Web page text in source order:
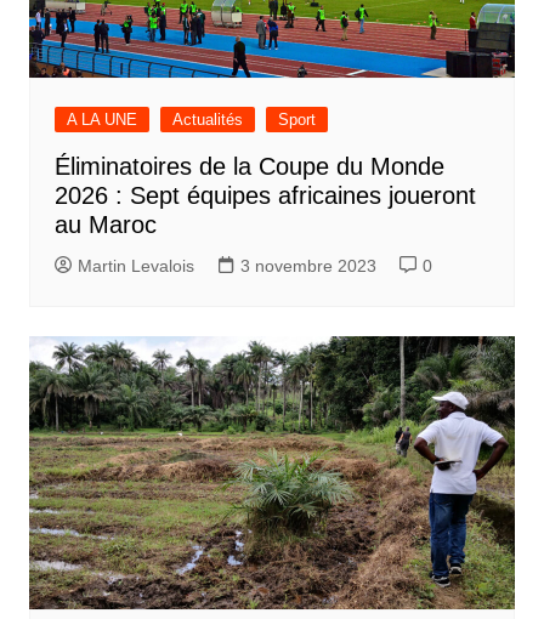
A LA UNE Actualités Sport
Éliminatoires de la Coupe du Monde
2026 : Sept équipes africaines joueront
au Maroc
Martin Levalois 3 novembre 2023 0